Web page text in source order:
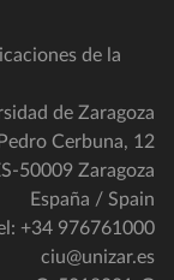
de la
de Zaragoza
Cerbuna, 12
50009 Zaragoza
España / Spain
+34 976761000
ciu@unizar.es